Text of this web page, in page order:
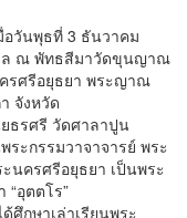
วันพุธที่ 3 ธันวาคม
ล ณ พัทธสีมาวัดขุนญาณ
ครศรีอยุธยา พระญาณ
จังหวัด
ธรศรี วัดศาลาปูน
ระกรรมวาจาจารย์ พระ
นครศรีอยุธยา เป็นพระ
อุตตโร”
กษาเล่าเรียนพระ